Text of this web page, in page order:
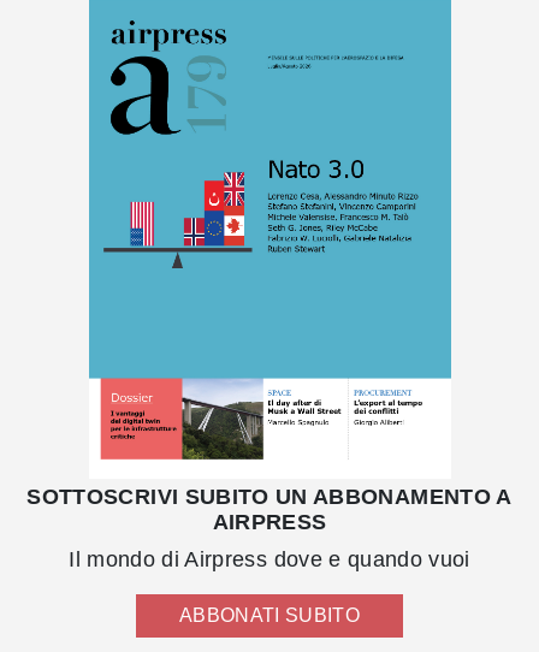
SOTTOSCRIVI SUBITO UN ABBONAMENTO A
AIRPRESS
Il mondo di Airpress dove e quando vuoi
ABBONATI SUBITO